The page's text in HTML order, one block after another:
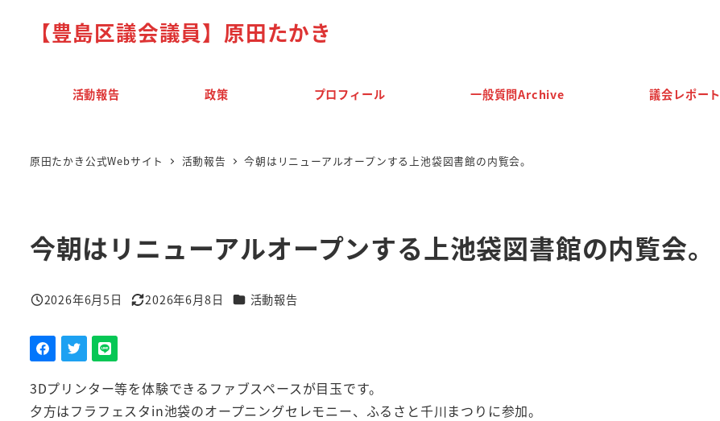
【豊島区議会議員】原田たかき
活動報告 政策 プロフィール 一般質問Archive 議会レポート
原田たかき公式Webサイト 活動報告 今朝はリニューアルオープンする上池袋図書館の内覧会。
今朝はリニューアルオープンする上池袋図書館の内覧会。
投稿日
2026年6月5日
更新日
2026年6月8日 カテゴリー
活動報告
3Dプリンター等を体験できるファブスペースが目玉です。
夕方はフラフェスタin池袋のオープニングセレモニー、ふるさと千川まつりに参加。